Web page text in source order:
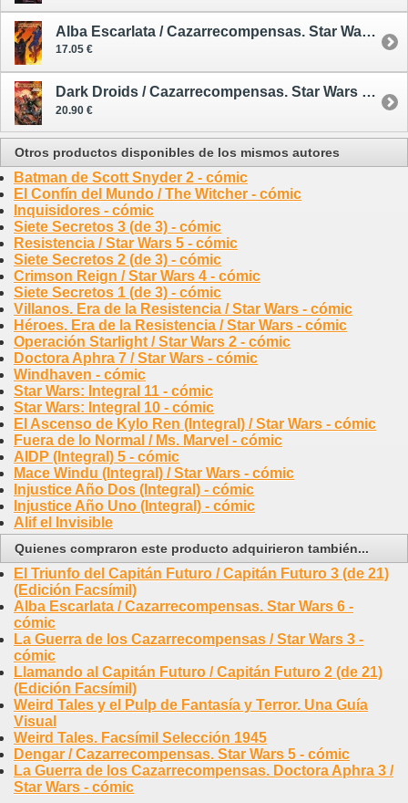
Alba Escarlata / Cazarrecompensas. Star Wars 6 - cómic
17.05 €
Dark Droids / Cazarrecompensas. Star Wars 7 - cómic
20.90 €
Otros productos disponibles de los mismos autores
Batman de Scott Snyder 2 - cómic
El Confín del Mundo / The Witcher - cómic
Inquisidores - cómic
Siete Secretos 3 (de 3) - cómic
Resistencia / Star Wars 5 - cómic
Siete Secretos 2 (de 3) - cómic
Crimson Reign / Star Wars 4 - cómic
Siete Secretos 1 (de 3) - cómic
Villanos. Era de la Resistencia / Star Wars - cómic
Héroes. Era de la Resistencia / Star Wars - cómic
Operación Starlight / Star Wars 2 - cómic
Doctora Aphra 7 / Star Wars - cómic
Windhaven - cómic
Star Wars: Integral 11 - cómic
Star Wars: Integral 10 - cómic
El Ascenso de Kylo Ren (Integral) / Star Wars - cómic
Fuera de lo Normal / Ms. Marvel - cómic
AIDP (Integral) 5 - cómic
Mace Windu (Integral) / Star Wars - cómic
Injustice Año Dos (Integral) - cómic
Injustice Año Uno (Integral) - cómic
Alif el Invisible
Quienes compraron este producto adquirieron también...
El Triunfo del Capitán Futuro / Capitán Futuro 3 (de 21)
(Edición Facsímil)
Alba Escarlata / Cazarrecompensas. Star Wars 6 -
cómic
La Guerra de los Cazarrecompensas / Star Wars 3 -
cómic
Llamando al Capitán Futuro / Capitán Futuro 2 (de 21)
(Edición Facsímil)
Weird Tales y el Pulp de Fantasía y Terror. Una Guía
Visual
Weird Tales. Facsímil Selección 1945
Dengar / Cazarrecompensas. Star Wars 5 - cómic
La Guerra de los Cazarrecompensas. Doctora Aphra 3 /
Star Wars - cómic